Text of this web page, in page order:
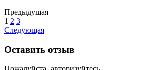
Предыдущая
1 2 3
Следующая
Оставить отзыв